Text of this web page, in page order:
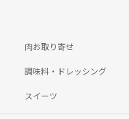
肉お取り寄せ
調味料・ドレッシング
スイーツ